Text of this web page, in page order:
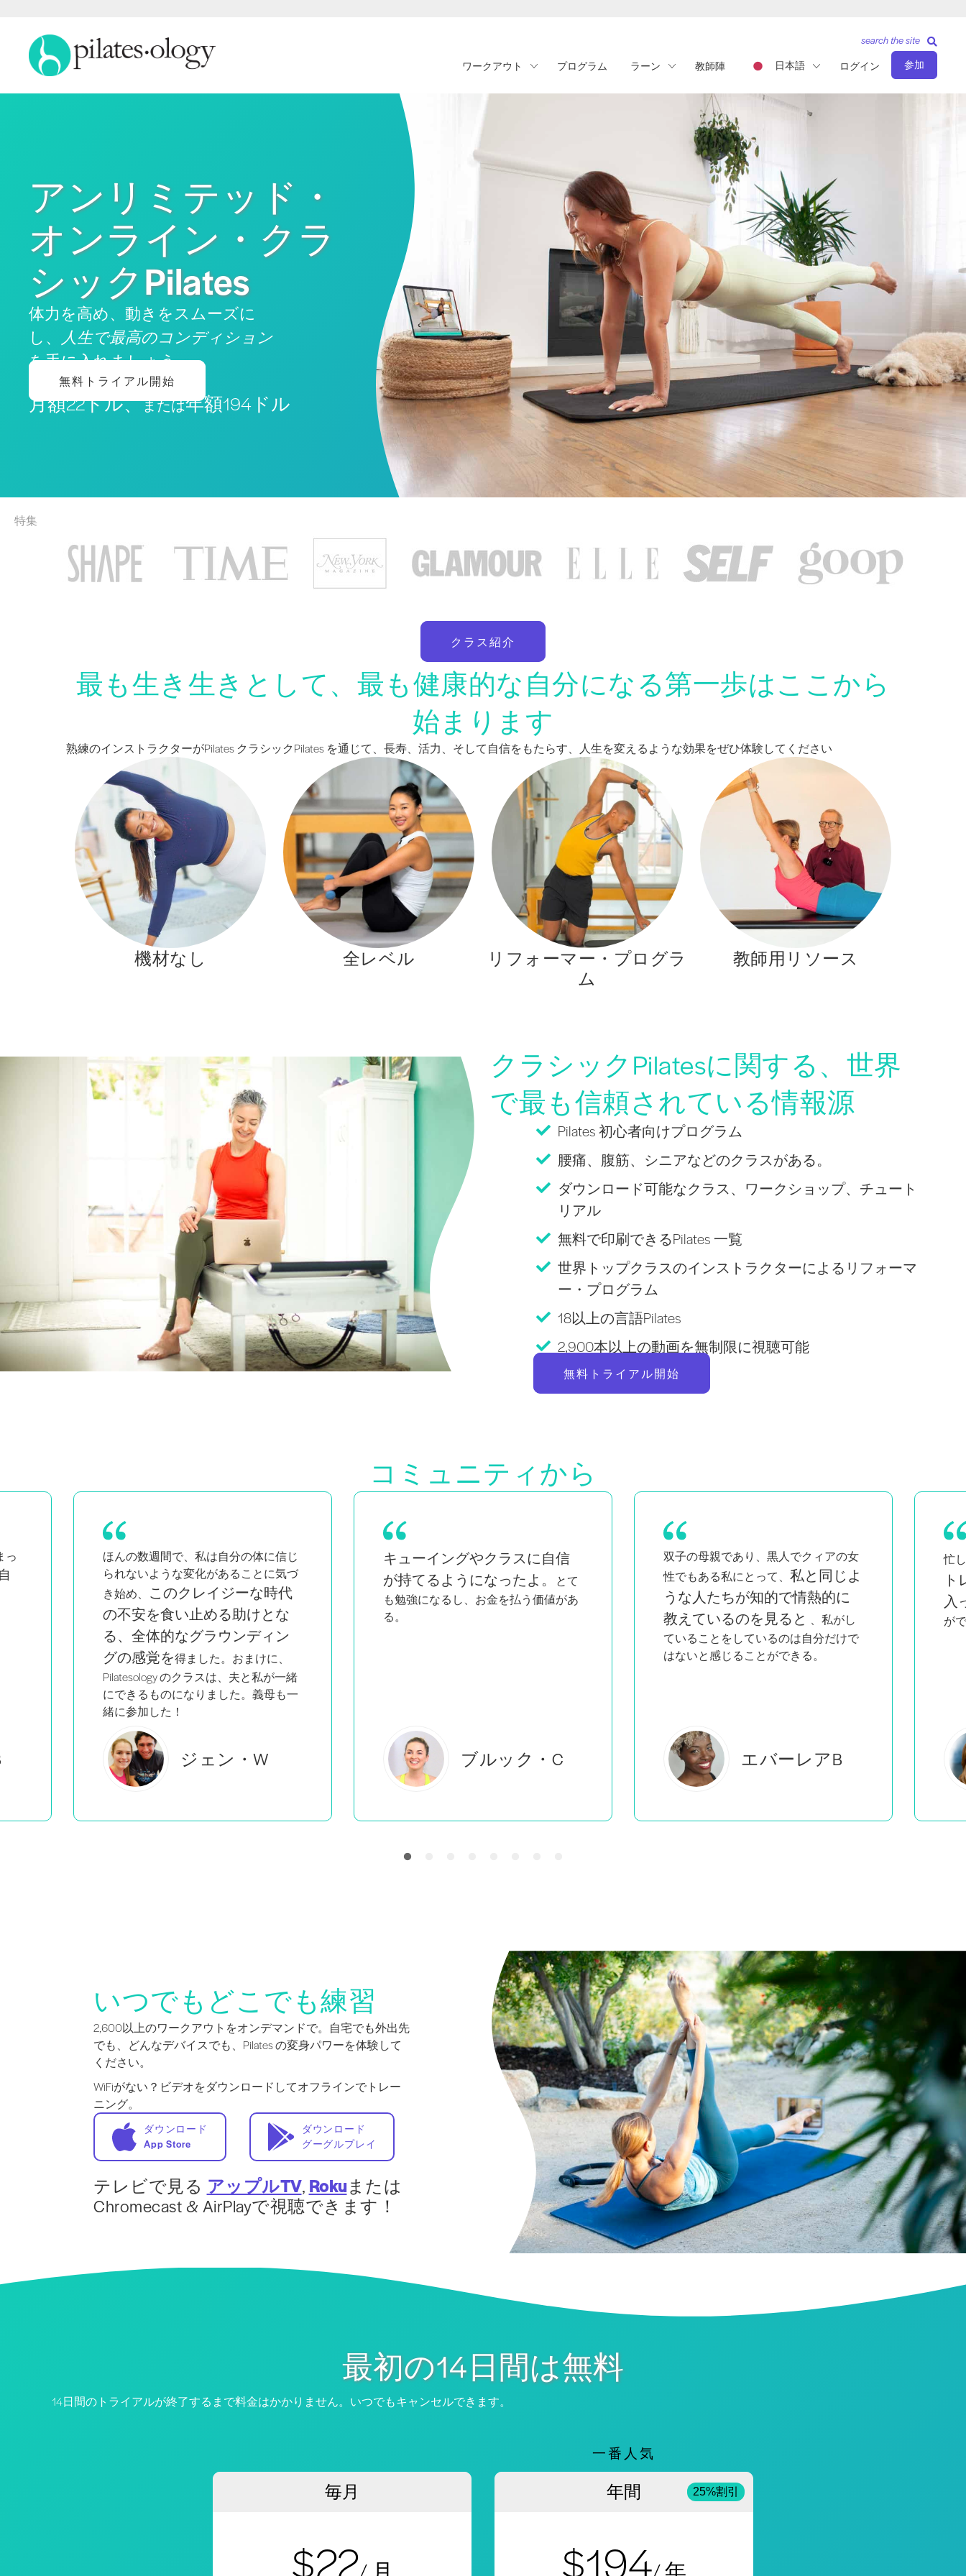
ワークアウト プログラム ラーン 教師陣 日本語 ログイン 参加
search the site
アンリミテッド・
オンライン・クラ
シックPilates
体力を高め、動きをスムーズに
し、
人生で最高のコンディション
を手に入れましょう
無料トライアル開始
月額22ドル、または年額194ドル
特集
クラス紹介
最も生き生きとして、最も健康的な自分になる第一歩はここから
始まります
熟練のインストラクターがPilates クラシックPilates を通じて、長寿、活力、そして自信をもたらす、人生を変えるような効果をぜひ体験してください
機材なし 全レベル
リフォーマー・プログラ
ム
教師用リソース
クラシックPilatesに関する、世界
で最も信頼されている情報源
Pilates 初心者向けプログラム
腰痛、腹筋、シニアなどのクラスがある。
ダウンロード可能なクラス、ワークショップ、チュート
リアル
無料で印刷できるPilates 一覧
世界トップクラスのインストラクターによるリフォーマ
ー・プログラム
18以上の言語Pilates
2,900本以上の動画を無制限に視聴可能
無料トライアル開始
コミュニティから
じ
キューイングやクラスに自信
が持てるようになったよ。とて
も勉強になるし、お金を払う価値があ
る。
ブルック・C
双子の母親であり、黒人でクィアの女
性でもある私にとって、私と同じよ
うな人たちが知的で情熱的に
教えているのを見ると
エバーレアB
忙しい母親として、 自宅で簡単に
トレーニングできるのが気に
入っています。毎日通い続けること
ができる！
エステル・S
り
具
いつでもどこでも練習
2,600以上のワークアウトをオンデマンドで。自宅でも外出先
でも、どんなデバイスでも、Pilates の変身パワーを体験して
ください。
WiFiがない？ビデオをダウンロードしてオフラインでトレー
ニング。
ダウンロード
App Store
ダウンロード
グーグルプレイ
テレビで見る アップルTV, Rokuまたは
Chromecast & AirPlayで視聴できます！
最初の14日間は無料
14日間のトライアルが終了するまで料金はかかりません。いつでもキャンセルできます。
毎月
$22
一番人気
年間 25%割引
$194